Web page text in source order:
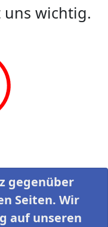
uns wichtig.
gegenüber
Seiten. Wir
auf unseren